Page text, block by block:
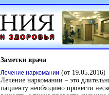
Заметки врача
Лечение наркомании (от 19.05.2016)
Лечение наркомании – это
пациенту необходимо провести